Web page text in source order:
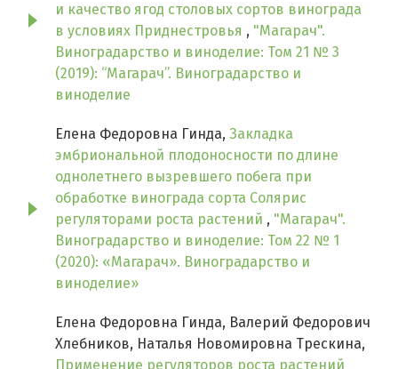
и качество ягод столовых сортов винограда
в условиях Приднестровья , "Магарач".
Виноградарство и виноделие: Том 21 № 3
(2019): “Магарач”. Виноградарство и
виноделие
Елена Федоровна Гинда, Закладка
эмбриональной плодоносности по длине
однолетнего вызревшего побега при
обработке винограда сорта Солярис
регуляторами роста растений , "Магарач".
Виноградарство и виноделие: Том 22 № 1
(2020): «Магарач». Виноградарство и
виноделие»
Елена Федоровна Гинда, Валерий Федорович
Хлебников, Наталья Новомировна Трескина,
Применение регуляторов роста растений